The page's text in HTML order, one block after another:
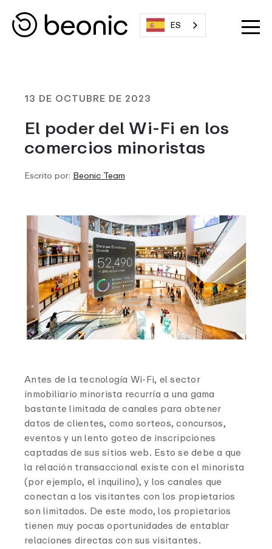
ES
13 DE OCTUBRE DE 2023
El poder del Wi-Fi en los
comercios minoristas
Escrito por: Beonic Team
Antes de la tecnología Wi-Fi, el sector
inmobiliario minorista recurría a una gama
bastante limitada de canales para obtener
datos de clientes, como sorteos, concursos,
eventos y un lento goteo de inscripciones
captadas de sus sitios web. Esto se debe a que
la relación transaccional existe con el minorista
(por ejemplo, el inquilino), y los canales que
conectan a los visitantes con los propietarios
son limitados. De este modo, los propietarios
tienen muy pocas oportunidades de entablar
relaciones directas con sus visitantes.